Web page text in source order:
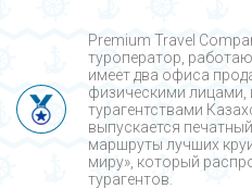
Premium Travel
туроператор,
имеет два офиса
физическими лицами,
турагентствами
выпускается
маршруты лучших
миру», который
турагентов.